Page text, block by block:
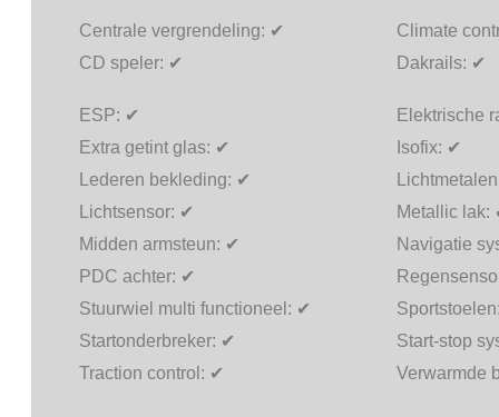
Centrale vergrendeling: ✔
Climate
CD speler: ✔ Dakrails: ✔
ESP: ✔
Elektrische
Extra getint glas: ✔ Isofix: ✔
Lederen bekleding: ✔
Lichtsensor: ✔ Metallic lak:
Midden armsteun: ✔
Navigatie
PDC achter: ✔
Stuurwiel multi functioneel: ✔
Startonderbreker: ✔
Start-stop
Traction control: ✔ Verwarmde